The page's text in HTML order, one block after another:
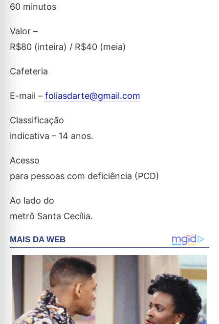
60 minutos
Valor –
R$80 (inteira) / R$40 (meia)
Cafeteria
E-mail – foliasdarte@gmail.com
Classificação
indicativa – 14 anos.
Acesso
para pessoas com deficiência (PCD)
Ao lado do
metrô Santa Cecília.